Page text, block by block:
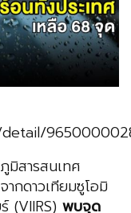
มิสารสนเทศ
กดาวเทียมซูโอมิ
(VIIRS) พบจุด